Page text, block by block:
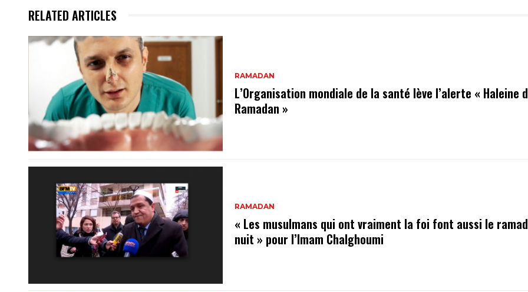
RELATED ARTICLES
RAMADAN
L’Organisation mondiale de la santé lève l’alerte « Haleine
Ramadan »
RAMADAN
« Les musulmans qui ont vraiment la foi font aussi le
nuit » pour l’Imam Chalghoumi